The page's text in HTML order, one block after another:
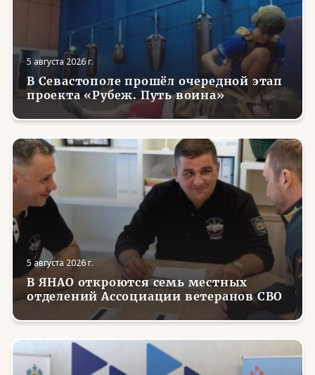
5 августа 2026 г.
В Севастополе прошёл очередной этап
проекта «Рубеж. Путь воина»
5 августа 2026 г.
В ЯНАО откроются семь местных
отделений Ассоциации ветеранов СВО